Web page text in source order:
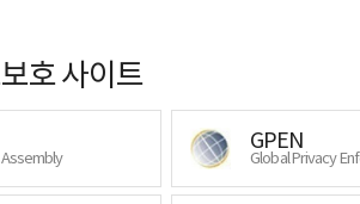
호 사이트
GPEN
Global Privacy